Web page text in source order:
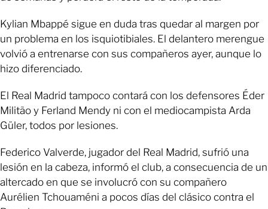
Kylian Mbappé sigue en duda tras quedar al margen por
un problema en los isquiotibiales. El delantero merengue
volvió a entrenarse con sus compañeros ayer, aunque lo
hizo diferenciado.
El Real Madrid tampoco contará con los defensores Éder
Militão y Ferland Mendy ni con el mediocampista Arda
Güler, todos por lesiones.
Federico Valverde, jugador del Real Madrid, sufrió una
lesión en la cabeza, informó el club, a consecuencia de un
altercado en que se involucró con su compañero
Aurélien Tchouaméni a pocos días del clásico contra el